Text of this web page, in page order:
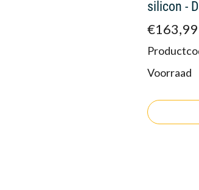
silicon -
€163,99
Voorraad